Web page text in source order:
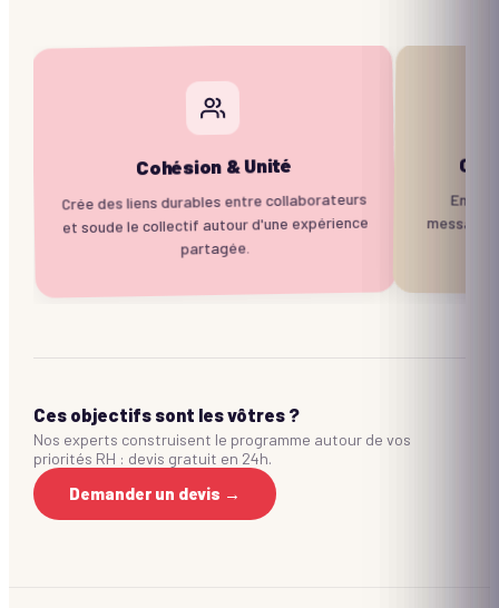
Cohésion & Unité
Crée des liens durables entre collaborateurs
et soude le collectif autour d'une expérience
partagée.
Ces objectifs sont les vôtres ?
Nos experts construisent le programme autour de vos
priorités RH : devis gratuit en 24h.
Demander un devis →